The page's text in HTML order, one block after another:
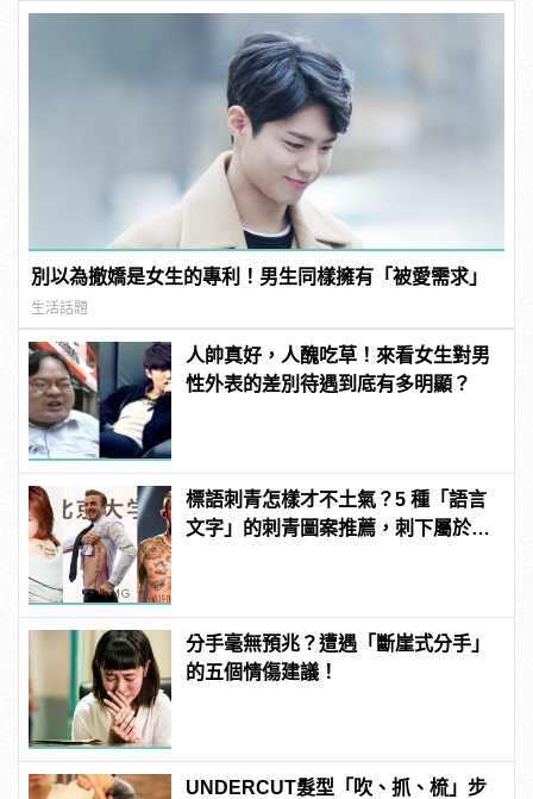
別以為撤嬌是女生的專利！男生同樣擁有「被愛需求」
生活話題
人帥真好，人醜吃草！來看女生對男
性外表的差別待遇到底有多明顯？
標語刺青怎樣才不土氣？5 種「語言
文字」的刺青圖案推薦，刺下屬於你
分手毫無預兆？遭遇「斷崖式分手」
的五個情傷建議！
UNDERCUT髮型「吹、抓、梳」步